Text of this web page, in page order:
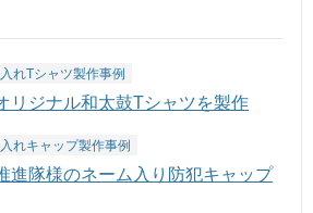
れTシャツ製作事例
リジナル和太鼓Tシャツを製作
れキャップ製作事例
進隊様のネーム入り防犯キャップ